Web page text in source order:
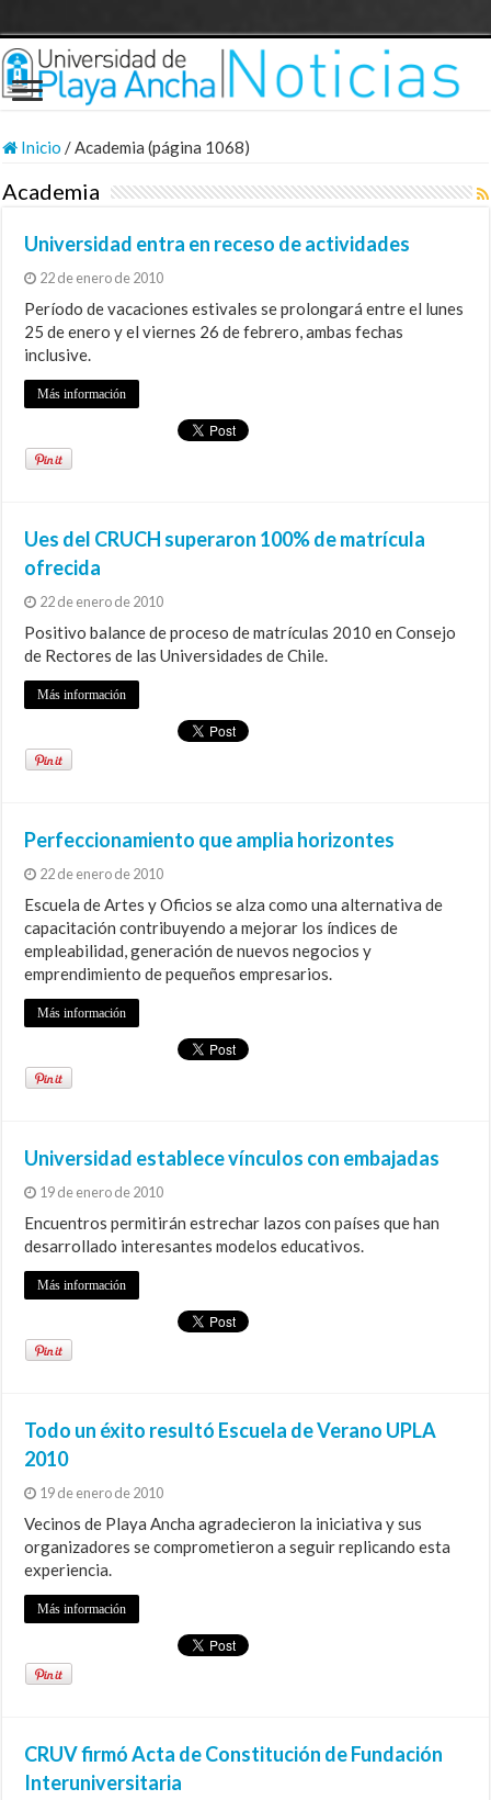
Inicio /Academia (página 1068)
Academia
Universidad entra en receso de actividades
22 de enero de 2010
Período de vacaciones estivales se prolongará entre el lunes
25 de enero y el viernes 26 de febrero, ambas fechas
inclusive.
Más información
Ues del CRUCH superaron 100% de matrícula
ofrecida
22 de enero de 2010
Positivo balance de proceso de matrículas 2010 en Consejo
de Rectores de las Universidades de Chile.
Más información
Perfeccionamiento que amplia horizontes
22 de enero de 2010
Escuela de Artes y Oficios se alza como una alternativa de
capacitación contribuyendo a mejorar los índices de
empleabilidad, generación de nuevos negocios y
emprendimiento de pequeños empresarios.
Más información
Universidad establece vínculos con embajadas
19 de enero de 2010
Encuentros permitirán estrechar lazos con países que han
desarrollado interesantes modelos educativos.
Más información
Todo un éxito resultó Escuela de Verano UPLA
2010
19 de enero de 2010
Vecinos de Playa Ancha agradecieron la iniciativa y sus
organizadores se comprometieron a seguir replicando esta
experiencia.
Más información
CRUV firmó Acta de Constitución de Fundación
Interuniversitaria